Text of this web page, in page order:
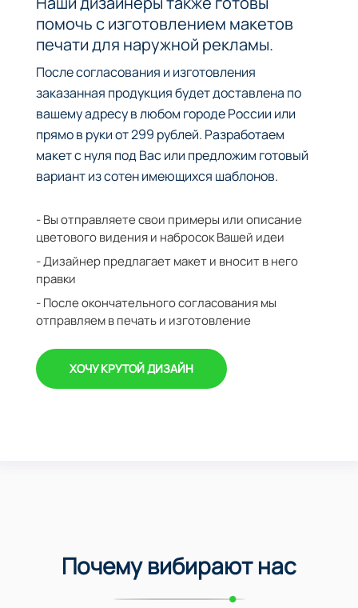
помочь с изготовлением макетов
печати для наружной рекламы.
После согласования и изготовления
заказанная продукция будет доставлена по
вашему адресу в любом городе России или
прямо в руки от 299 рублей. Разработаем
макет с нуля под Вас или предложим готовый
вариант из сотен имеющихся шаблонов.
- Вы отправляете свои примеры или описание
цветового видения и набросок Вашей идеи
- Дизайнер предлагает макет и вносит в него
правки
- После окончательного согласования мы
отправляем в печать и изготовление
ХОЧУ КРУТОЙ ДИЗАЙН
Почему вибирают нас